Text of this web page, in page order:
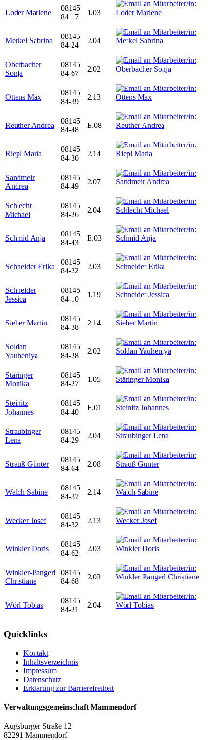
Loder Marlene
08145
84-17
1.03
Merkel Sabrina
08145
84-24
2.04
Oberbacher
Sonja
08145
84-67
2.02
Ottens Max
08145
84-39
2.13
Reuther Andrea
08145
84-48
E.08
Riepl Maria
08145
84-30
2.14
Sandmeir
Andrea
08145
84-49
2.07
Schlecht
Michael
08145
84-26
2.04
Schmid Anja
08145
84-43
E.03
Schneider Erika
08145
84-22
2.03
Schneider
Jessica
08145
84-10
1.19
Sieber Martin
08145
84-38
2.14
Soldan
Yauheniya
08145
84-28
2.02
Stäringer
Monika
08145
84-27
1.05
Steinitz
Johannes
08145
84-40
E.01
Straubinger
Lena
08145
84-29
2.04
Strauß Günter
08145
84-64
2.08
Walch Sabine
08145
84-37
2.14
Wecker Josef
08145
84-32
2.13
Winkler Doris
08145
84-62
2.03
Winkler-Pangerl
Christiane
08145
84-68
2.03
Wörl Tobias
08145
84-21
2.04
Quicklinks
Kontakt
Inhaltsverzeichnis
Impressum
Datenschutz
Erklärung zur Barrierefreiheit
Verwaltungsgemeinschaft Mammendorf
Augsburger Straße 12
82291 Mammendorf